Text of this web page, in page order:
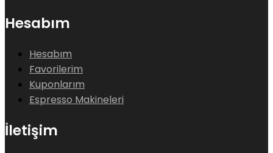
Hesabım
Hesabım
Favorilerim
Kuponlarım
Espresso Makineleri
İletişim